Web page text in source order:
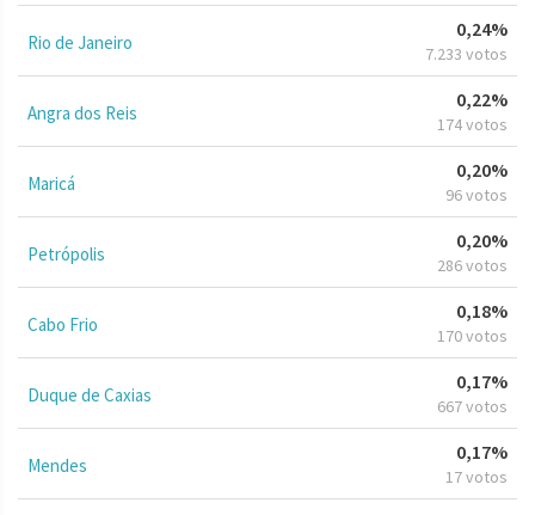
Rio de Janeiro
0,24%
7.233 votos
Angra dos Reis
0,22%
174 votos
Maricá
0,20%
96 votos
Petrópolis
0,20%
286 votos
Cabo Frio
0,18%
170 votos
Duque de Caxias
0,17%
667 votos
Mendes
0,17%
17 votos